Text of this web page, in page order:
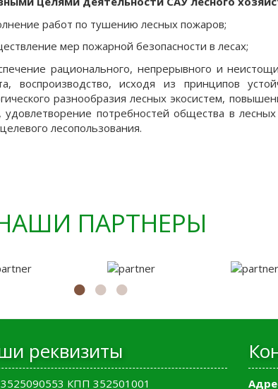
работ по тушению лесных пожаров;
мер пожарной безопасности в лесах;
рационального, непрерывного и
воспроизводство, исходя из принципов
разнообразия лесных экосистем,
удовлетворение потребностей общества в
лесопользования.
ПАРТНЕРЫ
реквизиты
КПП 352501001